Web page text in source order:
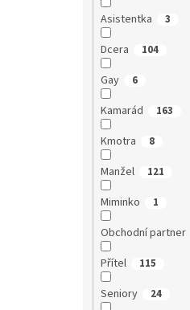
Asistentka 3
Dcera 104
Gay 6
Kamarád 163
Kmotra 8
Manžel 121
Miminko 1
Obchodní partner
Přítel 115
Seniory 24